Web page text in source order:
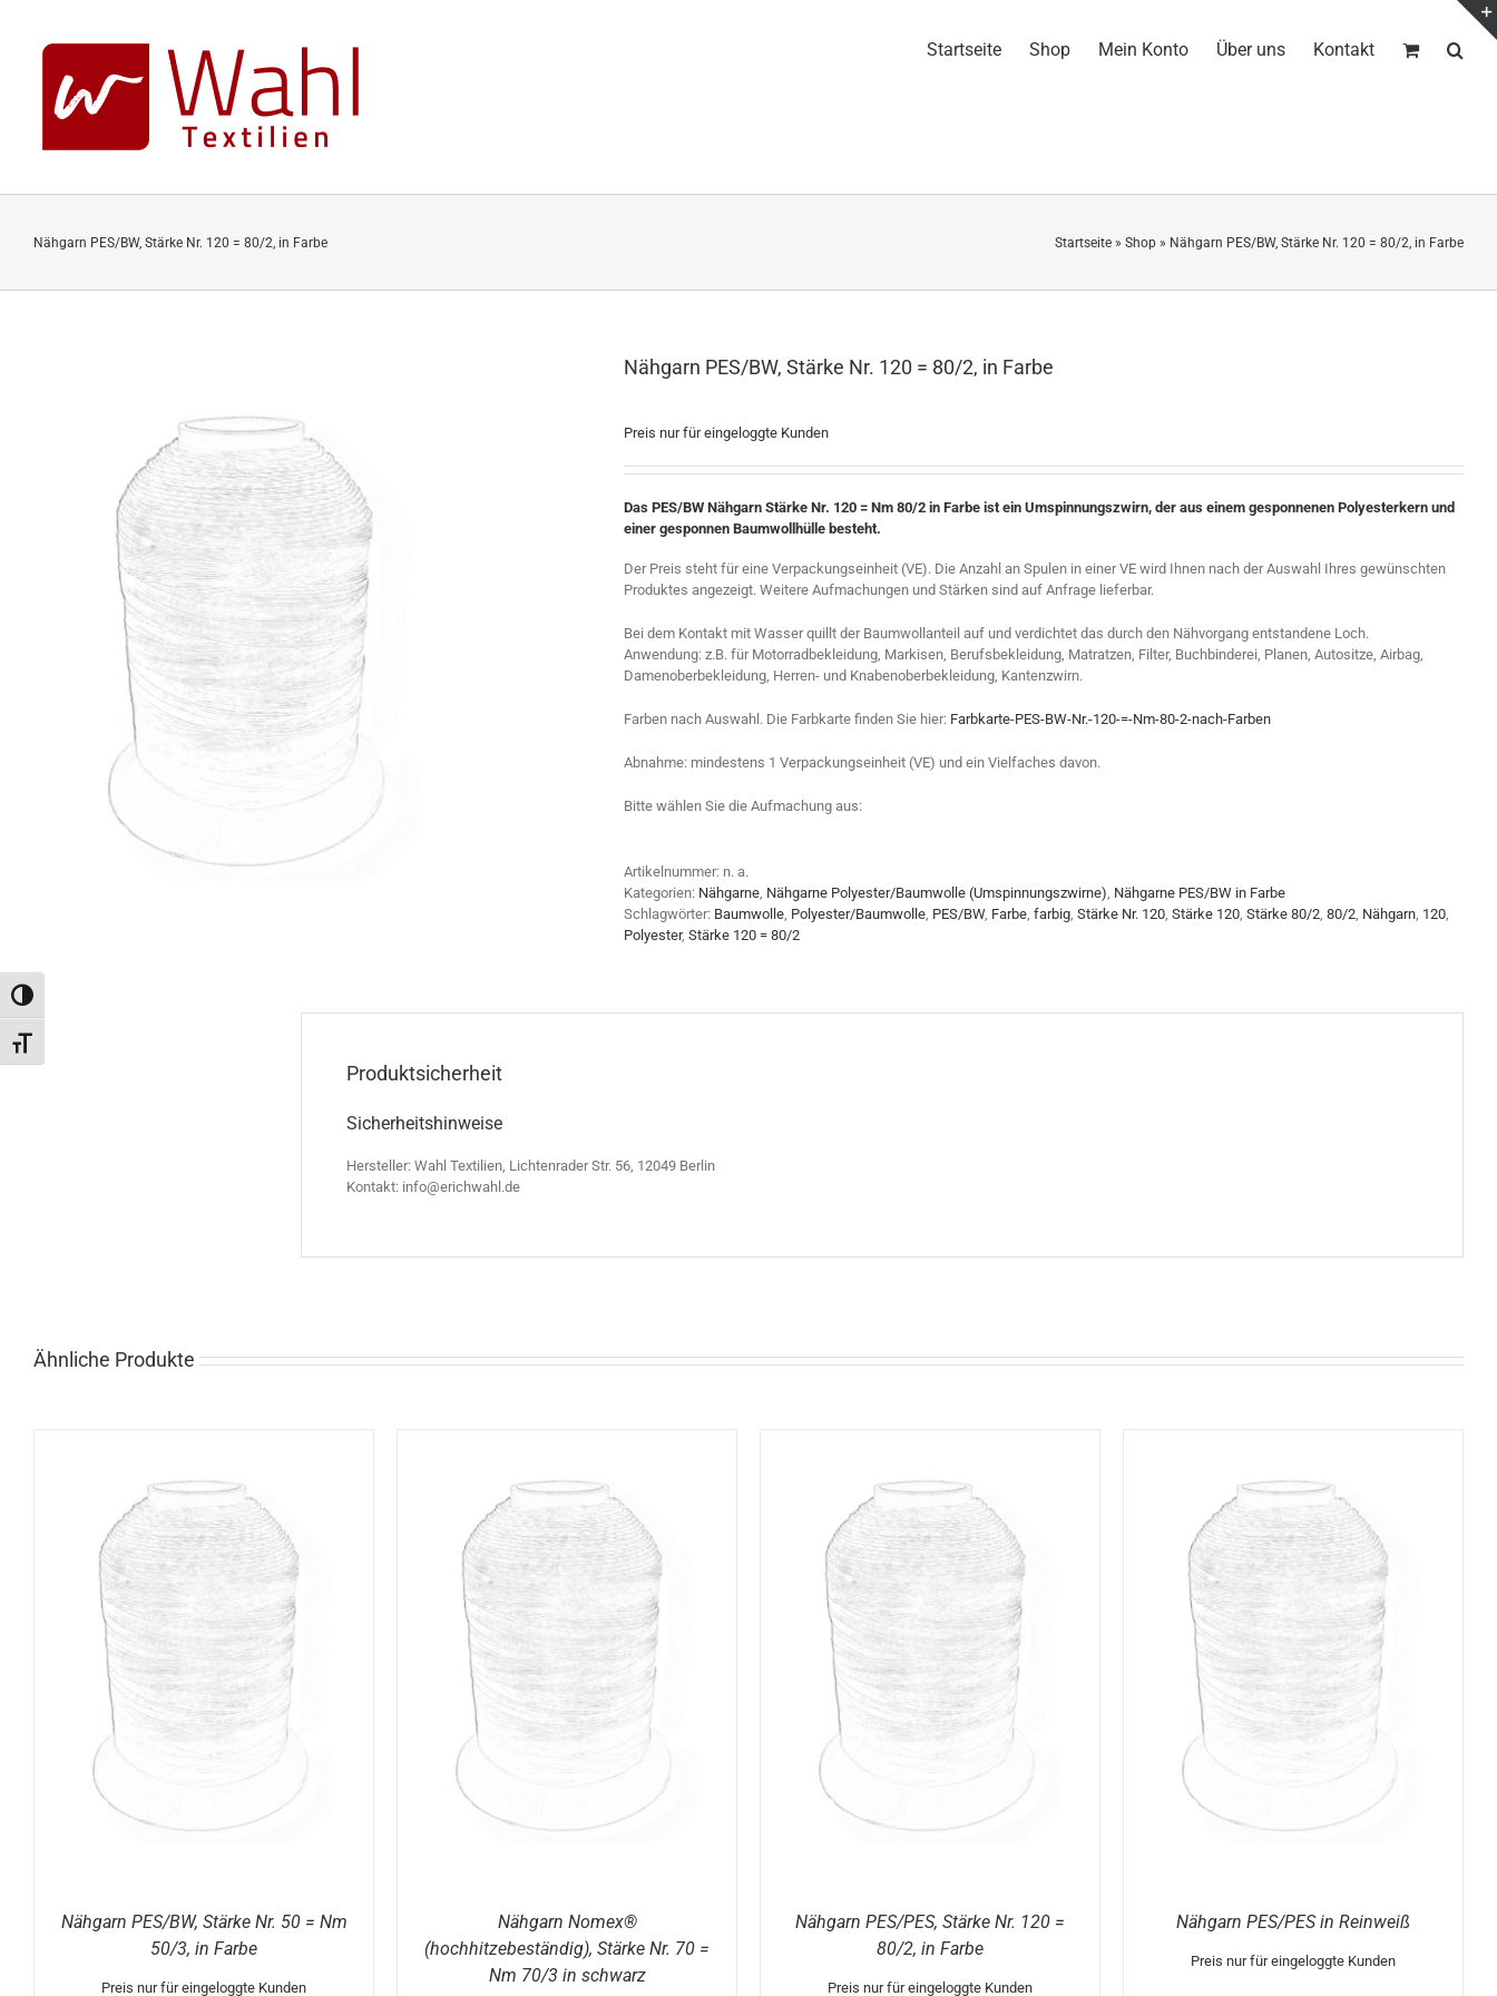
Toggle High Contrast
Toggle Font size
content
Startseite Shop Mein Konto Über uns Kontakt
Nähgarn PES/BW, Stärke Nr. 120 = 80/2, in Farbe Startseite » Shop » Nähgarn PES/BW, Stärke Nr. 120 = 80/2, in Farbe
Nähgarn PES/BW, Stärke Nr. 120 = 80/2, in Farbe
Preis nur für eingeloggte Kunden
Das PES/BW Nähgarn Stärke Nr. 120 = Nm 80/2 in Farbe ist ein Umspinnungszwirn, der aus einem gesponnenen Polyesterkern und
einer gesponnen Baumwollhülle besteht.
Der Preis steht für eine Verpackungseinheit (VE). Die Anzahl an Spulen in einer VE wird Ihnen nach der Auswahl Ihres gewünschten
Produktes angezeigt. Weitere Aufmachungen und Stärken sind auf Anfrage lieferbar.
Bei dem Kontakt mit Wasser quillt der Baumwollanteil auf und verdichtet das durch den Nähvorgang entstandene Loch.
Anwendung: z.B. für Motorradbekleidung, Markisen, Berufsbekleidung, Matratzen, Filter, Buchbinderei, Planen, Autositze, Airbag,
Damenoberbekleidung, Herren- und Knabenoberbekleidung, Kantenzwirn.
Farben nach Auswahl. Die Farbkarte finden Sie hier: Farbkarte-PES-BW-Nr.-120-=-Nm-80-2-nach-Farben
Abnahme: mindestens 1 Verpackungseinheit (VE) und ein Vielfaches davon.
Bitte wählen Sie die Aufmachung aus:
Artikelnummer: n. a.
Kategorien: Nähgarne, Nähgarne Polyester/Baumwolle (Umspinnungszwirne), Nähgarne PES/BW in Farbe
Schlagwörter: Baumwolle, Polyester/Baumwolle, PES/BW, Farbe, farbig, Stärke Nr. 120, Stärke 120, Stärke 80/2, 80/2, Nähgarn, 120,
Polyester, Stärke 120 = 80/2
Produktsicherheit
Sicherheitshinweise
Hersteller: Wahl Textilien, Lichtenrader Str. 56, 12049 Berlin
Kontakt: info@erichwahl.de
Ähnliche Produkte
Nähgarn PES/BW, Stärke Nr. 50 = Nm
50/3, in Farbe
Preis nur für eingeloggte Kunden
Nähgarn Nomex®
(hochhitzebeständig), Stärke Nr. 70 =
Nm 70/3 in schwarz
Nähgarn PES/PES, Stärke Nr. 120 =
80/2, in Farbe
Preis nur für eingeloggte Kunden
DIESES
PRODUKT
MEHRERE
VARIANTEN
AUF.
KÖNNEN
AUF
Nähgarn PES/PES in Reinweiß
Preis nur für eingeloggte Kunden